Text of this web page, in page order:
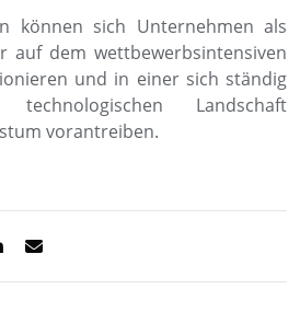
können sich Unternehmen als
auf dem wettbewerbsintensiven
und in einer sich ständig
technologischen Landschaft
vorantreiben.